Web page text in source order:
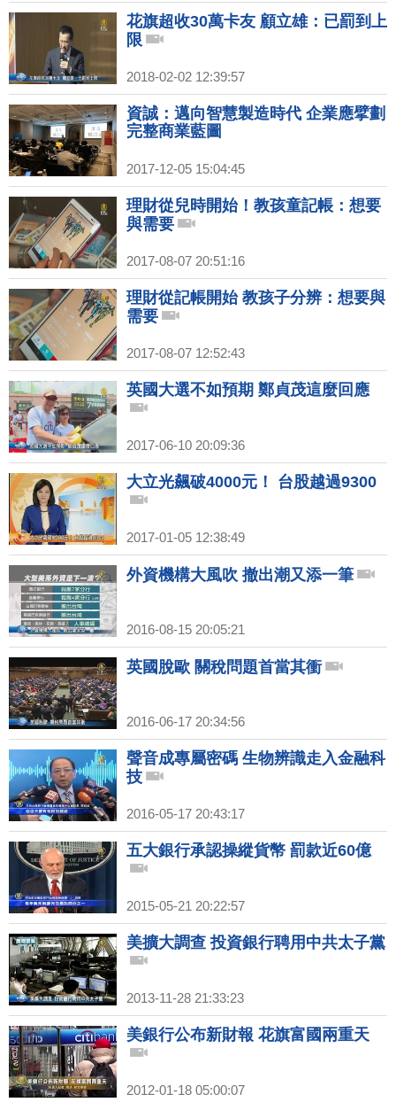
花旗超收30萬卡友 顧立雄：已罰到上
限
2018-02-02 12:39:57
資誠：邁向智慧製造時代 企業應擘劃
完整商業藍圖
2017-12-05 15:04:45
理財從兒時開始！教孩童記帳：想要
與需要
2017-08-07 20:51:16
理財從記帳開始 教孩子分辨：想要與
需要
2017-08-07 12:52:43
英國大選不如預期 鄭貞茂這麼回應
2017-06-10 20:09:36
大立光飆破4000元！ 台股越過9300
2017-01-05 12:38:49
外資機構大風吹 撤出潮又添一筆
2016-08-15 20:05:21
英國脫歐 關稅問題首當其衝
2016-06-17 20:34:56
聲音成專屬密碼 生物辨識走入金融科
技
2016-05-17 20:43:17
五大銀行承認操縱貨幣 罰款近60億
2015-05-21 20:22:57
美擴大調查 投資銀行聘用中共太子黨
2013-11-28 21:33:23
美銀行公布新財報 花旗富國兩重天
2012-01-18 05:00:07